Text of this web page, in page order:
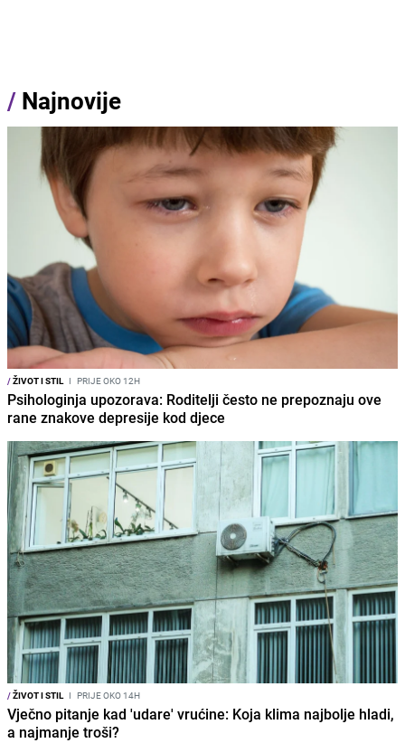
/ Najnovije
/ŽIVOT I STIL I PRIJE OKO 12H
Psihologinja upozorava: Roditelji često ne prepoznaju ove
rane znakove depresije kod djece
/ŽIVOT I STIL I PRIJE OKO 14H
Vječno pitanje kad 'udare' vrućine: Koja klima najbolje hladi,
a najmanje troši?